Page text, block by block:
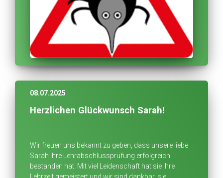
08.07.2025
Herzlichen Glückwunsch Sarah!
Wir freuen uns bekannt zu geben, dass unsere liebe
Sarah ihre Lehrabschlussprüfung erfolgreich
bestanden hat. Mit viel Leidenschaft hat sie ihre